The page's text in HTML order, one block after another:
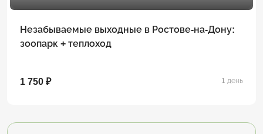
Незабываемые выходные в Ростове-на-Дону:
зоопарк + теплоход
1 750 ₽ 1 день